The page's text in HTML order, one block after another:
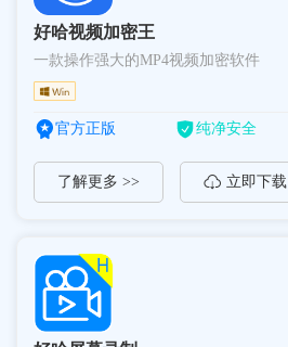
好哈视频加密王
一款操作强大的MP4视频加密软件
官方正版 纯净安全
了解更多 >> 立即下载